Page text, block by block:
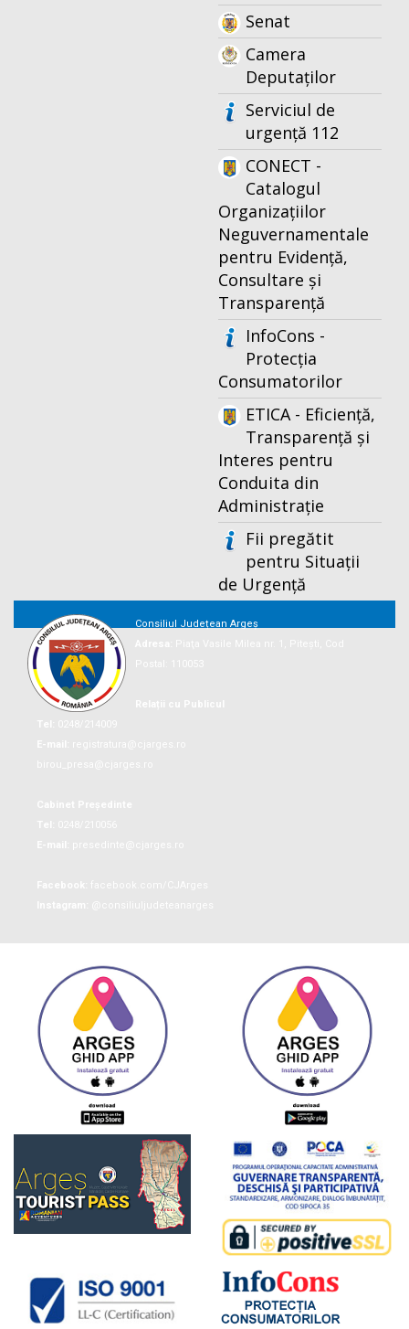
Senat
Camera
Deputaților
Serviciul de
urgență 112
CONECT -
Catalogul
Organizațiilor
Neguvernamentale
pentru Evidență,
Consultare și
Transparență
InfoCons -
Protecția
Consumatorilor
ETICA - Eficiență,
Transparență și
Interes pentru
Conduita din
Administrație
Fii pregătit
pentru Situații
de Urgență
Consiliul Județean Argeș